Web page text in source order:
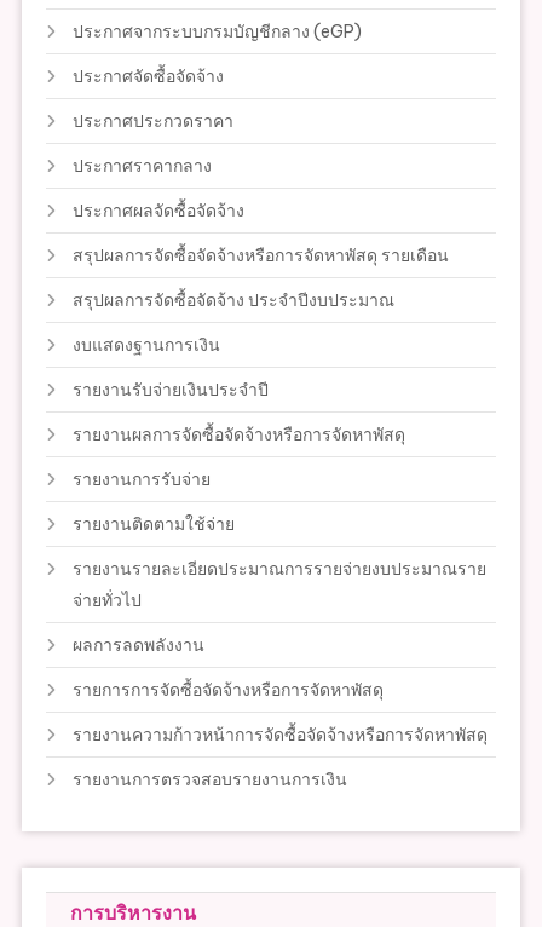
ประกาศจากระบบกรมบัญชีกลาง (eGP)
ประกาศจัดซื้อจัดจ้าง
ประกาศประกวดราคา
ประกาศราคากลาง
ประกาศผลจัดซื้อจัดจ้าง
สรุปผลการจัดซื้อจัดจ้างหรือการจัดหาพัสดุ รายเดือน
สรุปผลการจัดซื้อจัดจ้าง ประจำปีงบประมาณ
งบแสดงฐานการเงิน
รายงานรับจ่ายเงินประจำปี
รายงานผลการจัดซื้อจัดจ้างหรือการจัดหาพัสดุ
รายงานการรับจ่าย
รายงานติดตามใช้จ่าย
รายงานรายละเอียดประมาณการรายจ่ายงบประมาณราย
จ่ายทั่วไป
ผลการลดพลังงาน
รายการการจัดซื้อจัดจ้างหรือการจัดหาพัสดุ
รายงานความก้าวหน้าการจัดซื้อจัดจ้างหรือการจัดหาพัสดุ
รายงานการตรวจสอบรายงานการเงิน
การบริหารงาน